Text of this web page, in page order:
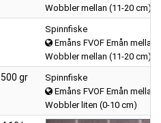
Wobbler mellan (11-20 cm)
Spinnfiske
Emåns FVOF Emån
Wobbler mellan (11-20 cm)
500 gr
Spinnfiske
Emåns FVOF Emån
Wobbler liten (0-10 cm)